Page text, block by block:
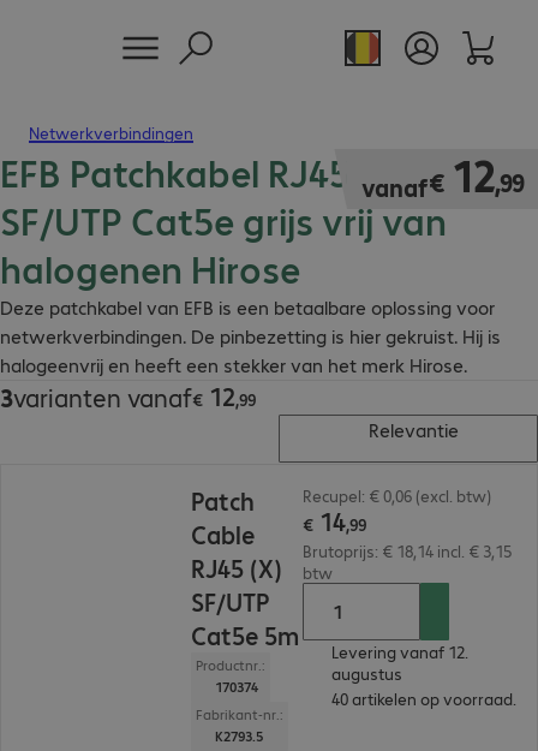
Netwerkverbindingen
EFB Patchkabel RJ45 gekruist
SF/UTP Cat5e grijs vrij van
halogenen Hirose
Deze patchkabel van EFB is een betaalbare oplossing voor
netwerkverbindingen. De pinbezetting is hier gekruist. Hij is
halogeenvrij en heeft een stekker van het merk Hirose.
vanaf€ 12,99
€ 12,99
3varianten vanaf€ 12,99
€ 12,99
Relevantie
Patch
Cable
RJ45 (X)
SF/UTP
Cat5e 5m
Productnr.:
170374
Fabrikant-nr.:
K2793.5
Recupel: € 0,06 (excl. btw)
€ 14,99
Brutoprijs: € 18,14 incl. € 3,15
btw
Levering vanaf 12.
augustus
40 artikelen op voorraad.